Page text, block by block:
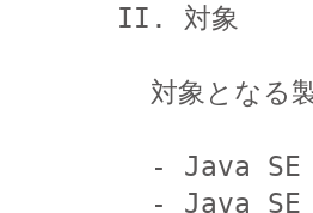
II. 対象